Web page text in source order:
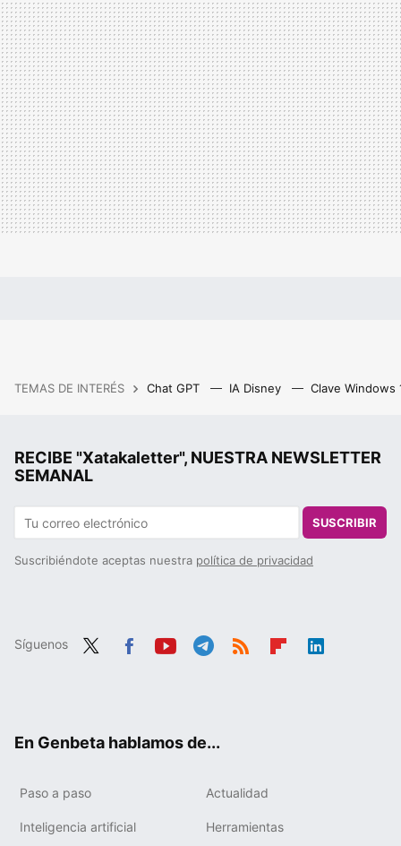
TEMAS DE INTERÉS Chat GPT IA Disney Clave Windows
RECIBE "Xatakaletter", NUESTRA NEWSLETTER
SEMANAL
SUSCRIBIR
Suscribiéndote aceptas nuestra política de privacidad
Síguenos
En Genbeta hablamos de...
Paso a paso Actualidad
Inteligencia artificial Herramientas